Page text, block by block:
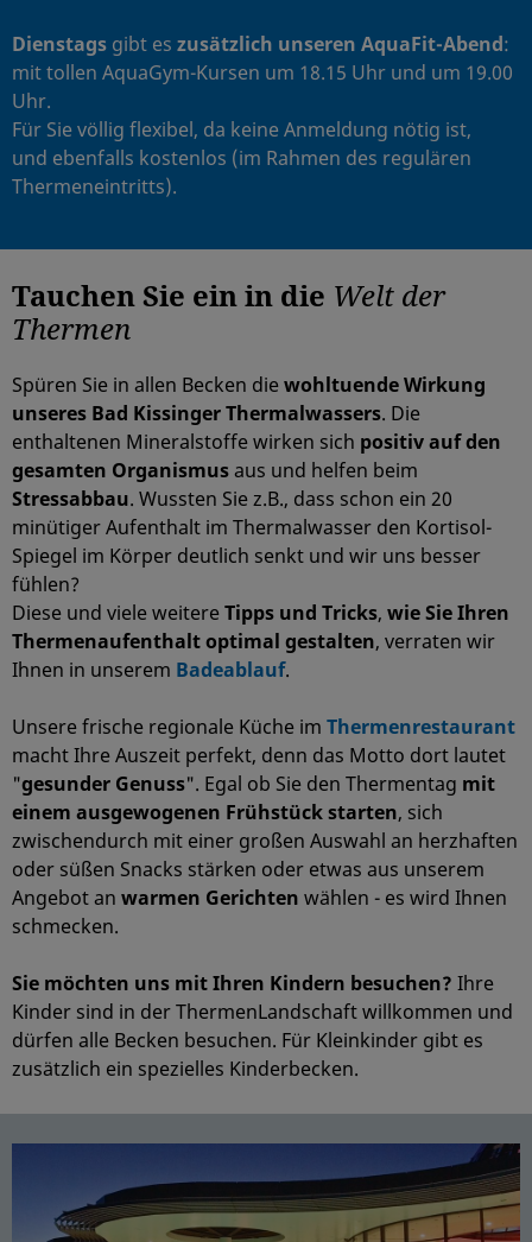
Dienstags gibt es zusätzlich unseren AquaFit-Abend:
mit tollen AquaGym-Kursen um 18.15 Uhr und um 19.00
Uhr.
Für Sie völlig flexibel, da keine Anmeldung nötig ist,
und ebenfalls kostenlos (im Rahmen des regulären
Thermeneintritts).
Tauchen Sie ein in die Welt der
Thermen
Spüren Sie in allen Becken diewohltuende Wirkung
unseres Bad Kissinger Thermalwassers. Die
enthaltenen Mineralstoffe wirken sich positiv auf den
gesamten Organismusaus und helfen beim
Stressabbau. Wussten Sie z.B., dass schon ein 20
minütiger Aufenthalt im Thermalwasser den Kortisol-
Spiegel im Körper deutlich senkt und wir uns besser
fühlen?
Diese und viele weitereTipps und Tricks, wie Sie Ihren
Thermenaufenthalt optimal gestalten, verraten wir
Ihnen in unserem Badeablauf.
Unsere frische regionale Küche im Thermenrestaurant
macht Ihre Auszeit perfekt, denn das Motto dort lautet
"gesunder Genuss". Egal ob Sie den Thermentag mit
einem ausgewogenen Frühstück starten, sich
zwischendurch mit einer großen Auswahl an herzhaften
oder süßen Snacks stärken oder etwas aus unserem
Angebot an warmen Gerichten wählen - es wird Ihnen
schmecken.
Sie möchten uns mit Ihren Kindern besuchen? Ihre
Kinder sind in der ThermenLandschaft willkommen und
dürfen alle Becken besuchen. Für Kleinkinder gibt es
zusätzlich ein spezielles Kinderbecken.